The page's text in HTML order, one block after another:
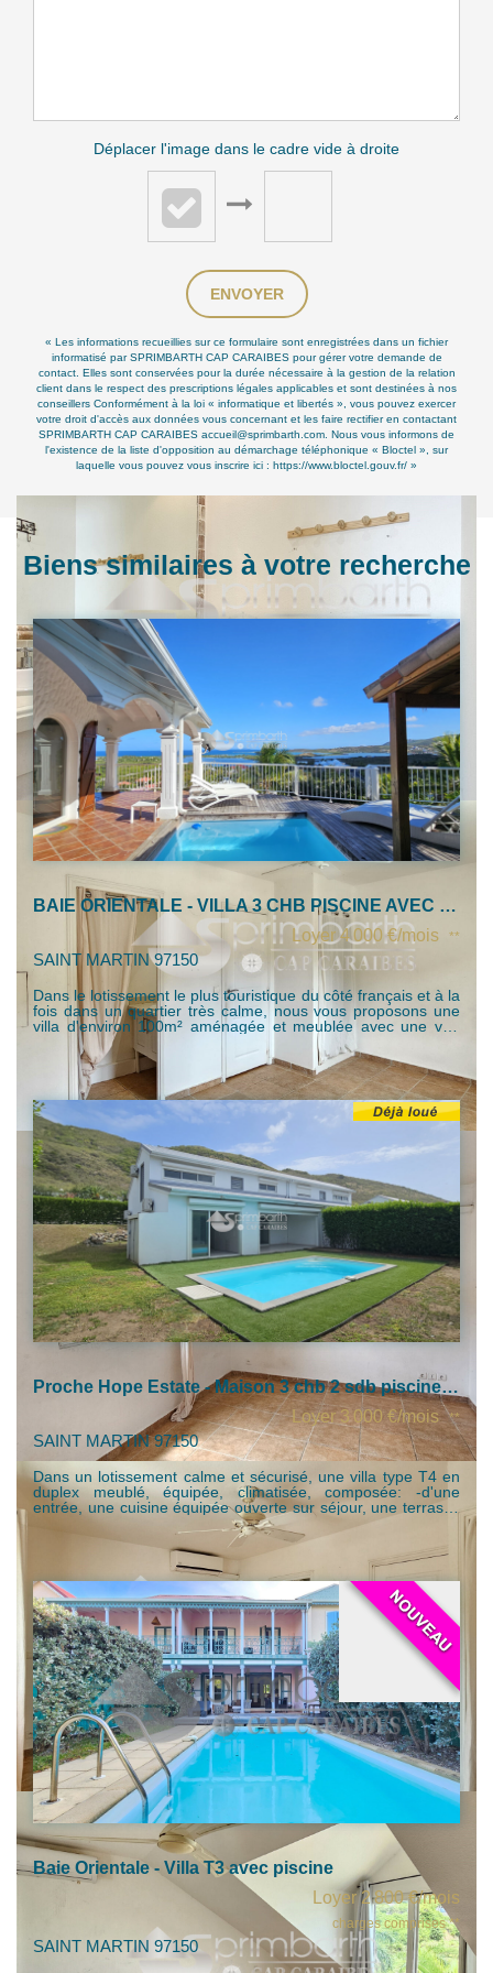
Déplacer l'image dans le cadre vide à droite
ENVOYER
« Les informations recueillies sur ce formulaire sont enregistrées dans un fichier
informatisé par SPRIMBARTH CAP CARAIBES pour gérer votre demande de
contact. Elles sont conservées pour la durée nécessaire à la gestion de la relation
client dans le respect des prescriptions légales applicables et sont destinées à nos
conseillers Conformément à la loi « informatique et libertés », vous pouvez exercer
votre droit d'accès aux données vous concernant et les faire rectifier en contactant
SPRIMBARTH CAP CARAIBES accueil@sprimbarth.com. Nous vous informons de
l'existence de la liste d'opposition au démarchage téléphonique « Bloctel », sur
laquelle vous pouvez vous inscrire ici : https://www.bloctel.gouv.fr/ »
Biens similaires à votre recherche
BAIE ORIENTALE - VILLA 3 CHB PISCINE AVEC VUE EXCEPTIONNELLE
Loyer 4 000 €/mois
**
SAINT MARTIN 97150
Dans le lotissement le plus touristique du côté français et à la
fois dans un quartier très calme, nous vous proposons une
villa d'environ 100m² aménagée et meublée avec une vue
magnifique sur la Baie Orientale comprenant : - un très bel
espace terrasse piscine extérieures - une entrée avec de
beaux volumes et lumineux séjour avec cuisine entièrement
équipée - une salle de bain/wc indépendante - une 1ère
chambre avec vue terrasse - une 2ème chambre avec
placard - une 3ème chambre master avec sa salle de
bain/wc et dressing vue terrasse - 2 emplacements privatifs
de stationnement - 1 citerne Cette villa bénéficie d'un cadre
calme, lumineux et sécurisé, à 10 min à pied de la plus belle
plage de l'île et de toutes commodités. Loyer : 4000 euros /
mois (hors conso et abonnement internet, EDF et SAUR)
Dépôt de garantie: 2 mois de loyer Frais d'agence à la
charge du locataire: 1 mois de loyer + 4% TGCA
Proche Hope Estate - Maison 3 chb 2 sdb piscine et jardin privatifs
Loyer 3 000 €/mois
**
SAINT MARTIN 97150
Dans un lotissement calme et sécurisé, une villa type T4 en
duplex meublé, équipée, climatisée, composée: -d'une
entrée, une cuisine équipée ouverte sur séjour, une terrasse
fermée, 2 chambres avec une salle de bain / wc partagée,
une 3ème chambre sous toiture avec salle de bain/wc,
espace dressing et rangement. - une citerne - une piscine
privative - un jardin à jouissance privative - 2 places de
stationnement privatives Le logement comprend également
les équipements et mobiliers suivants: - volets roulants côté
piscine - climatiseurs dans les chambres et le salon - frigo,
four, lave vaisselle, lave linge - placards dressing Idéal pour
une famille ! Disponible à partir du 1er Juin 2026 Loyer :
3000 euros /mois (comprenant l'entretien piscine et jardin )
Dépôt de garantie : 6000 euros Frais d'agence à la charge
du locataire : 1 mois de loyer + 4% TGCA
Baie Orientale - Villa T3 avec piscine
Loyer 2 800 €/mois
charges comprises **
SAINT MARTIN 97150